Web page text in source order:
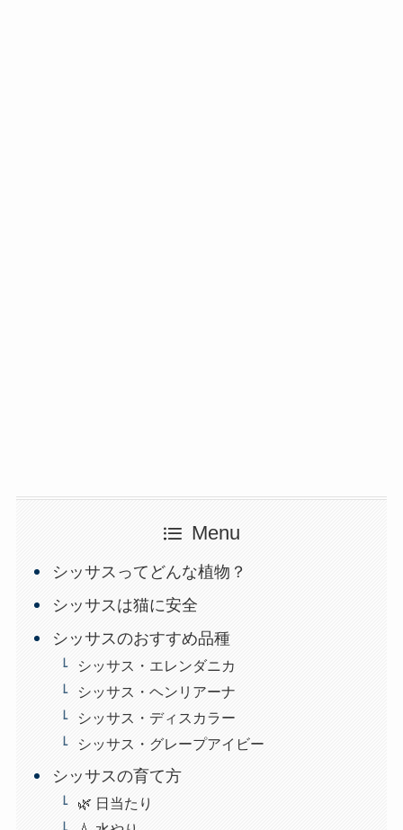
Menu
シッサスってどんな植物？
シッサスは猫に安全
シッサスのおすすめ品種
シッサス・エレンダニカ
シッサス・ヘンリアーナ
シッサス・ディスカラー
シッサス・グレープアイビー
シッサスの育て方
🌿 日当たり